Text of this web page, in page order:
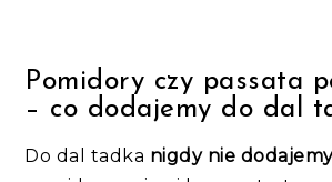
Pomidory czy passata
– co dodajemy do dal
Do dal tadka nigdy nie